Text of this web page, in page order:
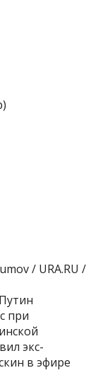
/ URA.RU /
при
экс-
в эфире